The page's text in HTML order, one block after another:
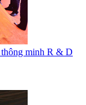
minh R & D